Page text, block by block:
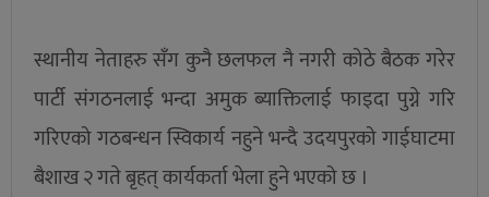
स्थानीय नेताहरु सँग कुनै छलफल नै नगरी कोठे बैठक गरेर
पार्टी संगठनलाई भन्दा अमुक ब्याक्तिलाई फाइदा पुग्ने गरि
गरिएको गठबन्धन स्विकार्य नहुने भन्दै उदयपुरको गाईघाटमा
बैशाख २ गते बृहत् कार्यकर्ता भेला हुने भएको छ ।